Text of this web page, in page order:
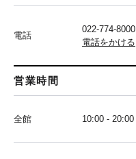
電話
022-774-8000
電話をかける
営業時間
全館 10:00 - 20:00